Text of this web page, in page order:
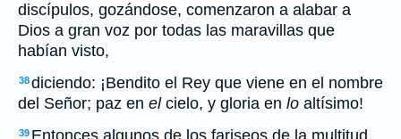
discípulos, gozándose, comenzaron a alabar a
Dios a gran voz por todas las maravillas que
habían visto,
38diciendo: ¡Bendito el Rey que viene en el nombre
del Señor; paz en elcielo, y gloria en lo altísimo!
39 Entonces algunos de los fariseos de la multitud,